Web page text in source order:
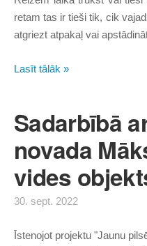
retam tas ir tieši tik, cik
atgriezt atpakaļ vai
Lasīt tālāk »
Sadarbībā
novada
vides
30. sept. 2022
Īstenojot projektu "Jaunu